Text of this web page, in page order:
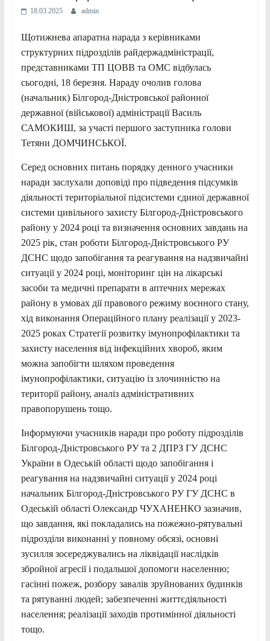
18.03.2025 admin
Щотижнева апаратна нарада з керівниками
структурних підрозділів райдержадміністрації,
представниками ТП ЦОВВ та ОМС відбулась
сьогодні, 18 березня. Нараду очолив голова
(начальник) Білгород-Дністровської районної
державної (військової) адміністрації Василь
САМОКИШ, за участі першого заступника голови
Тетяни ДОМЧИНСЬКОЇ.
Серед основних питань порядку денного учасники
наради заслухали доповіді про підведення підсумків
діяльності територіальної підсистеми єдиної державної
системи цивільного захисту Білгород-Дністровського
району у 2024 році та визначення основних завдань на
2025 рік, стан роботи Білгород-Дністровського РУ
ДСНС щодо запобігання та реагування на надзвичайні
ситуації у 2024 році, моніторинг цін на лікарські
засоби та медичні препарати в аптечних мережах
району в умовах дії правового режиму воєнного стану,
хід виконання Операційного плану реалізації у 2023-
2025 роках Стратегії розвитку імунопрофілактики та
захисту населення від інфекційних хвороб, яким
можна запобігти шляхом проведення
імунопрофілактики, ситуацію із злочинністю на
території району, аналіз адміністративних
правопорушень тощо.
Інформуючи учасників наради про роботу підрозділів
Білгород-Дністровського РУ та 2 ДПРЗ ГУ ДСНС
України в Одеській області щодо запобігання і
реагування на надзвичайні ситуації у 2024 році
начальник Білгород-Дністровського РУ ГУ ДСНС в
Одеській області Олександр ЧУХАНЕНКО зазначив,
що завдання, які покладались на пожежно-рятувальні
підрозділи виконанні у повному обсязі, основні
зусилля зосереджувались на ліквідації наслідків
збройної агресії і подальшої допомоги населенню;
гасінні пожеж, розбору завалів зруйнованих будинків
та рятуванні людей; забезпеченні життєдіяльності
населення; реалізації заходів протимінної діяльності
тощо.